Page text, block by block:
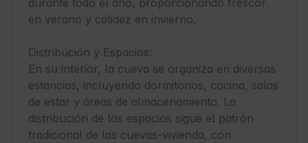
durante todo el año, proporcionando frescor
en verano y calidez en invierno.
Distribución y Espacios:
En su interior, la cueva se organiza en diversas
estancias, incluyendo dormitorios, cocina, salas
de estar y áreas de almacenamiento. La
distribución de los espacios sigue el patrón
tradicional de las cuevas-vivienda, con